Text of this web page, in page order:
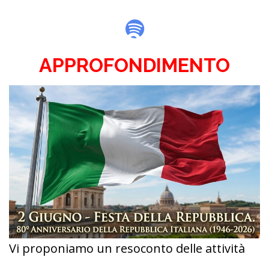
APPROFONDIMENTO
Vi proponiamo un resoconto delle attività